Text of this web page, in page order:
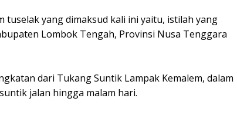
tuselak yang dimaksud kali ini yaitu, istilah yang
Lombok Tengah, Provinsi Nusa Tenggara
dari Tukang Suntik Lampak Kemalem, dalam
jalan hingga malam hari.